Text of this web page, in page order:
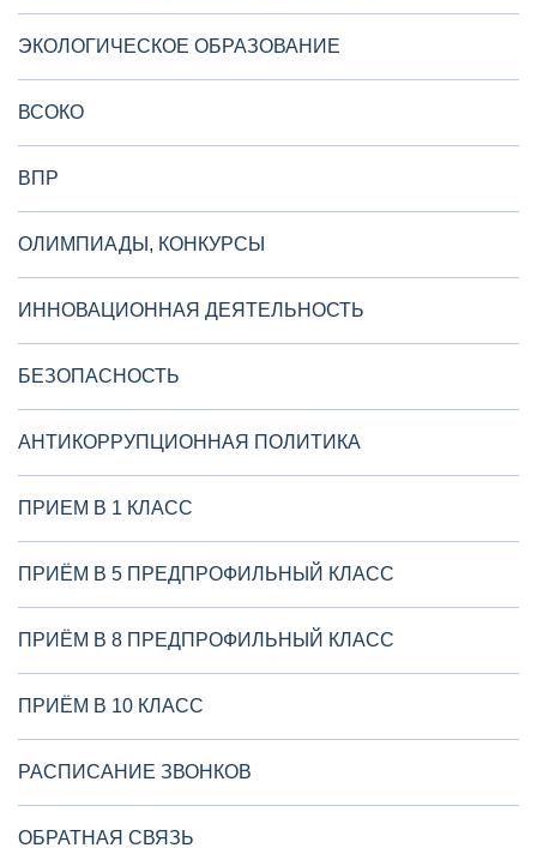
ЭКОЛОГИЧЕСКОЕ ОБРАЗОВАНИЕ
ВСОКО
ВПР
ОЛИМПИАДЫ, КОНКУРСЫ
ИННОВАЦИОННАЯ ДЕЯТЕЛЬНОСТЬ
БЕЗОПАСНОСТЬ
АНТИКОРРУПЦИОННАЯ ПОЛИТИКА
ПРИЕМ В 1 КЛАСС
ПРИЁМ В 5 ПРЕДПРОФИЛЬНЫЙ КЛАСС
ПРИЁМ В 8 ПРЕДПРОФИЛЬНЫЙ КЛАСС
ПРИЁМ В 10 КЛАСС
РАСПИСАНИЕ ЗВОНКОВ
ОБРАТНАЯ СВЯЗЬ